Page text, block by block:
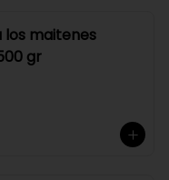
los maitenes
gr